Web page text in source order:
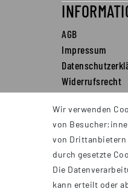
AGB
Impressum
Widerrufsrecht
Barrierefreiheit
Wir verwenden
von
von Drittanbietern
durch gesetzte
Die
kann erteilt oder